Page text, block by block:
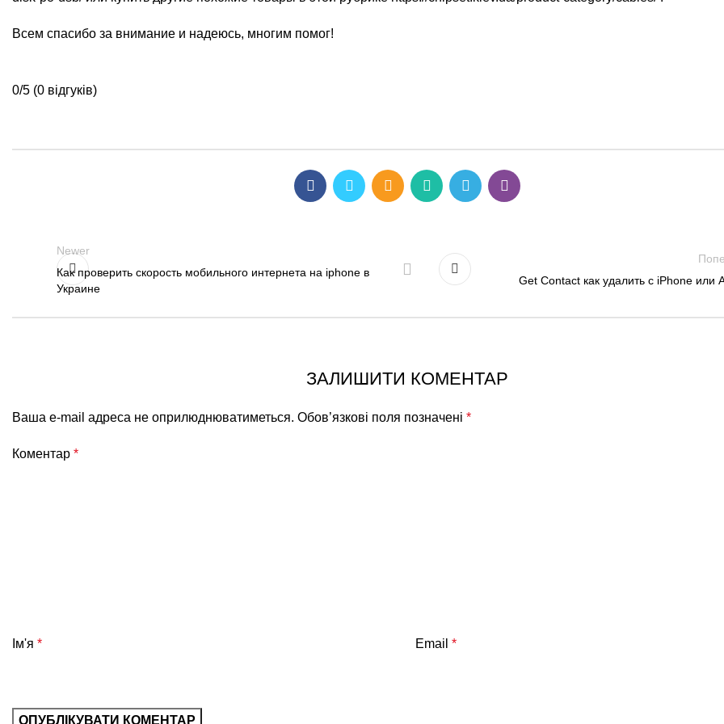
Всем спасибо за внимание и надеюсь, многим помог!
0/5 (0 відгуків)
Newer
Как проверить скорость мобильного интернета на iphone в
Украине
Get Contact как удалить с iPhone или
ЗАЛИШИТИ КОМЕНТАР
Ваша e-mail адреса не оприлюднюватиметься. Обов’язкові поля позначені *
Коментар *
Ім'я * Email *